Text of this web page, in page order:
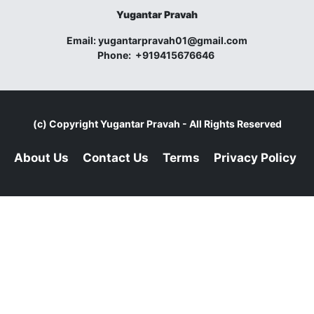
Yugantar Pravah
Email:yugantarpravah01@gmail.com
Phone: +919415676646
(c) CopyrightYugantar Pravah - All Rights Reserved
About Us Contact Us Terms Privacy Policy